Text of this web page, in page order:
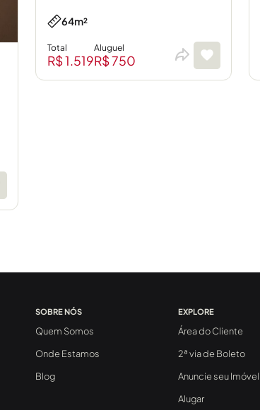
64m²
Total
R$ 1.519
Aluguel
R$ 750
SOBRE NÓS
Quem Somos
Onde Estamos
Blog
EXPLORE
Área do Cliente
2ª via de Boleto
Anuncie seu Imóvel
Alugar